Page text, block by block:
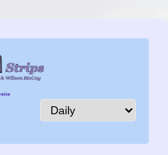
D144
D147